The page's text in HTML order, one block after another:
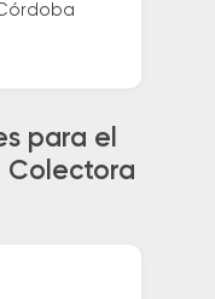
para el
Colectora